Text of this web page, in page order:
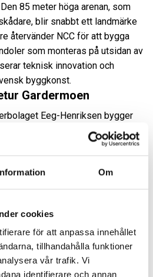
Om
cookies
för att anpassa innehållet
tillhandahålla funktioner
vår trafik. Vi
identifierare och annan
85 meter höga arenan, som
blir snabbt ett landmärke
återvänder NCC för att bygga
som monteras på utsidan av
teknisk innovation och
byggkonst.
Gardermoen
Eeg-Henriksen bygger
Oslo. Projektet kräver
och hantering av flera trafikslag.
får NCC fortsatt förtroende
Hög kompetens inom
genomförande lyfts fram som